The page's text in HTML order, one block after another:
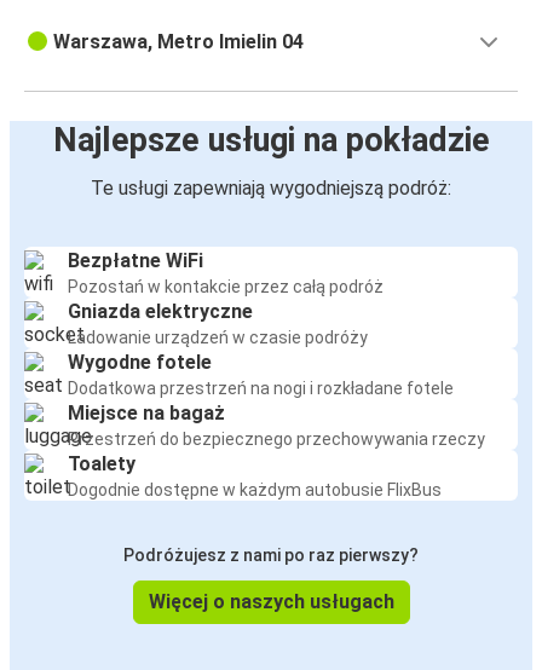
Warszawa, Metro Imielin 04
Najlepsze usługi na pokładzie
Te usługi zapewniają wygodniejszą podróż:
Bezpłatne WiFi
Pozostań w kontakcie przez całą podróż
Gniazda elektryczne
Ładowanie urządzeń w czasie podróży
Wygodne fotele
Dodatkowa przestrzeń na nogi i rozkładane fotele
Miejsce na bagaż
Przestrzeń do bezpiecznego przechowywania rzeczy
Toalety
Dogodnie dostępne w każdym autobusie FlixBus
Podróżujesz z nami po raz pierwszy?
Więcej o naszych usługach